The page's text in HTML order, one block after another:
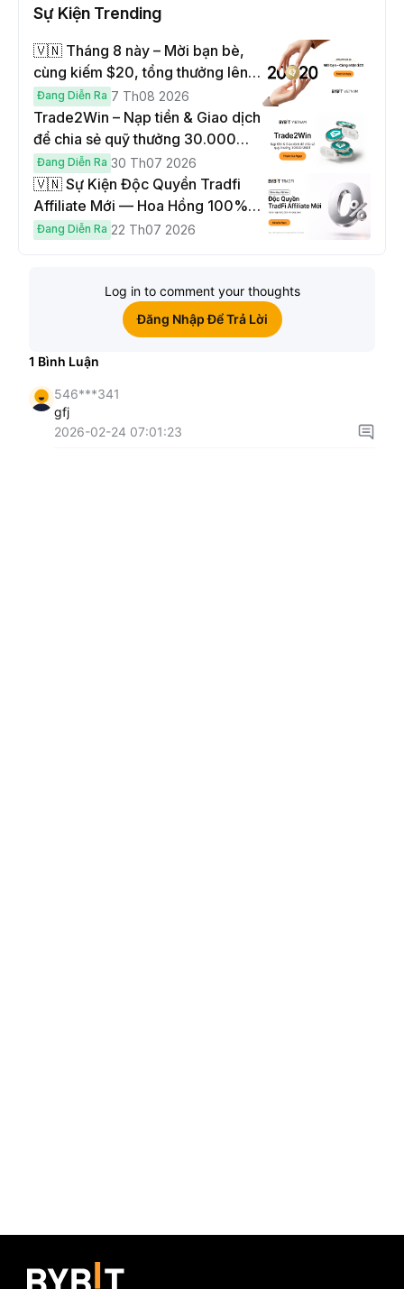
Sự Kiện Trending
🇻🇳 Tháng 8 này – Mời bạn bè,
cùng kiếm $20, tổng thưởng lên
đến $1,000
Đang Diễn Ra 7 Th08 2026
Trade2Win – Nạp tiền & Giao dịch
để chia sẻ quỹ thưởng 30.000
USDT
Đang Diễn Ra 30 Th07 2026
🇻🇳 Sự Kiện Độc Quyền Tradfi
Affiliate Mới — Hoa Hồng 100% &
Hoàn Phí Qua Đêm
Đang Diễn Ra 22 Th07 2026
Log in to comment your thoughts
Đăng Nhập Để Trả Lời
1 Bình Luận
546***341
gfj
2026-02-24 07:01:23